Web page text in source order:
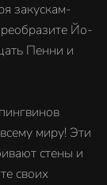
закускам-
Йо-
Пенни и
миру! Эти
стены и
своих